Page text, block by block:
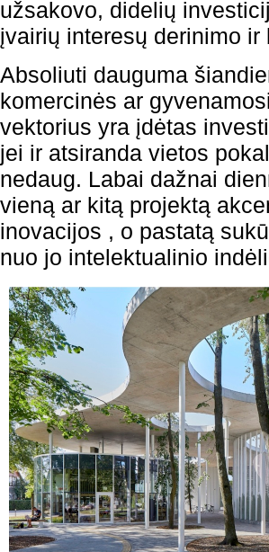
užsakovo, didelių
įvairių interesų derinimo
Absoliuti dauguma
komercinės ar
vektorius yra įdėtas
jei ir atsiranda vietos
nedaug. Labai dažnai
vieną ar kitą projektą
inovacijos , o pastatą
nuo jo intelektualinio